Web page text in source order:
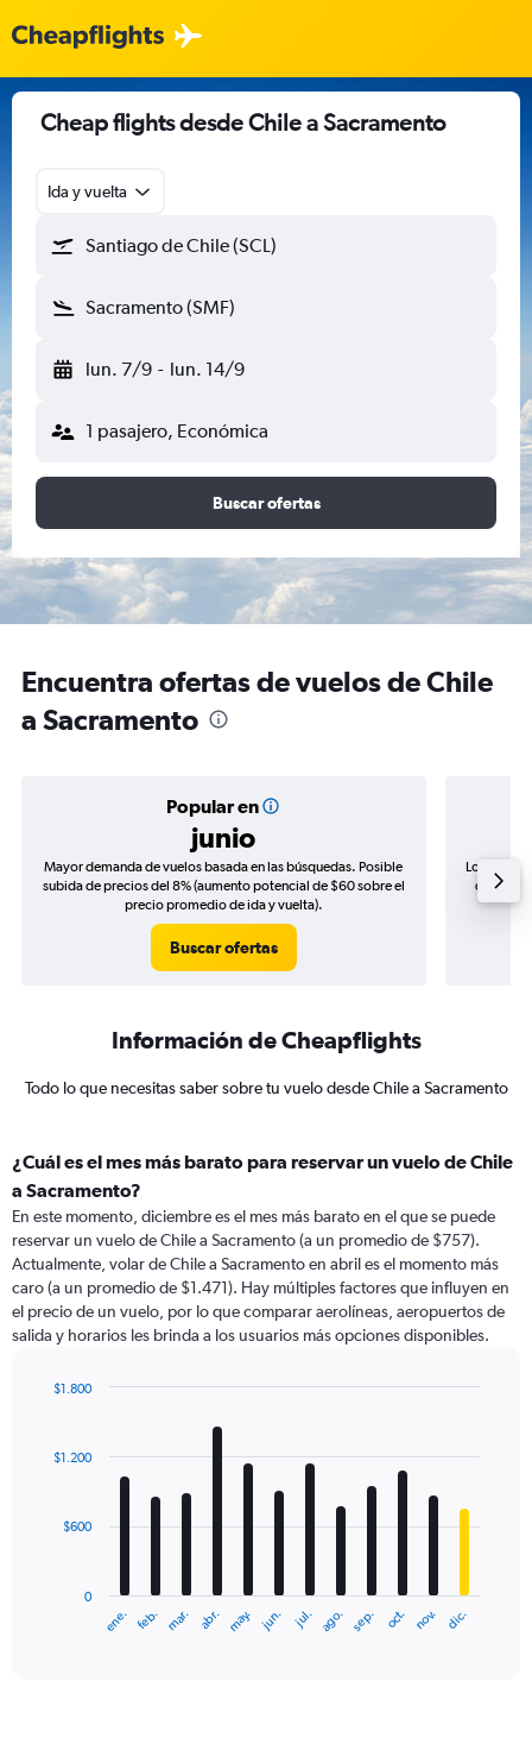
Cheap flights desde Chile a Sacramento
Ida y vuelta
Santiago de Chile (SCL)
Sacramento (SMF)
lun. 7/9 - lun. 14/9
1 pasajero, Económica
Buscar ofertas
Encuentra ofertas de vuelos de Chile
a Sacramento
Popular en
junio
Mayor demanda de vuelos basada en las búsquedas. Posible
subida de precios del 8% (aumento potencial de $60 sobre el
precio promedio de ida y vuelta).
Buscar ofertas
Los
de
Información de Cheapflights
Todo lo que necesitas saber sobre tu vuelo desde Chile a Sacramento
¿Cuál es el mes más barato para reservar un vuelo de Chile
a Sacramento?
En este momento, diciembre es el mes más barato en el que se puede
reservar un vuelo de Chile a Sacramento (a un promedio de $757).
Actualmente, volar de Chile a Sacramento en abril es el momento más
caro (a un promedio de $1.471). Hay múltiples factores que influyen en
el precio de un vuelo, por lo que comparar aerolíneas, aeropuertos de
salida y horarios les brinda a los usuarios más opciones disponibles.
with
12
The
ene. feb. mar. abr. may. jun. jul. ago. sep. oct. nov. dic.
0
$600
$1.200
$1.800